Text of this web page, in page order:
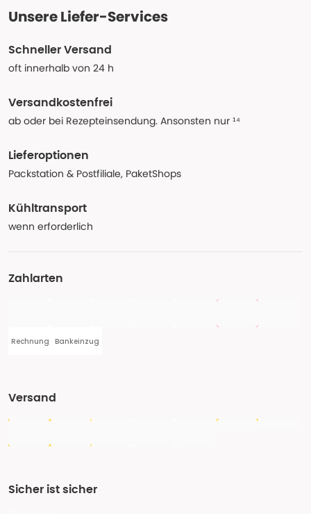
Unsere Liefer-Services
Schneller Versand
oft innerhalb von 24 h
Versandkostenfrei
ab oder bei Rezepteinsendung. Ansonsten nur ¹⁴
Lieferoptionen
Packstation & Postfiliale, PaketShops
Kühltransport
wenn erforderlich
Zahlarten
Rechnung Bankeinzug
Versand
Sicher ist sicher